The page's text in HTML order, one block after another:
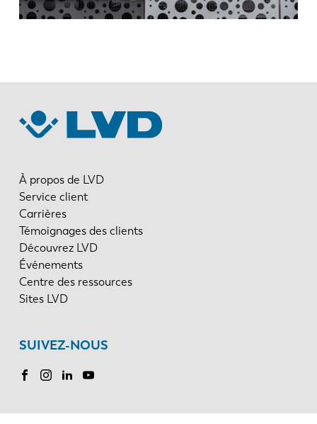
À propos de LVD
Service client
Carrières
Témoignages des clients
Découvrez LVD
Événements
Centre des ressources
Sites LVD
SUIVEZ-NOUS